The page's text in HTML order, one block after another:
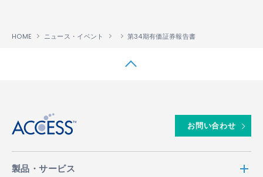
HOME ニュース・イベント 第34期有価証券報告書
お問い合わせ
製品・サービス